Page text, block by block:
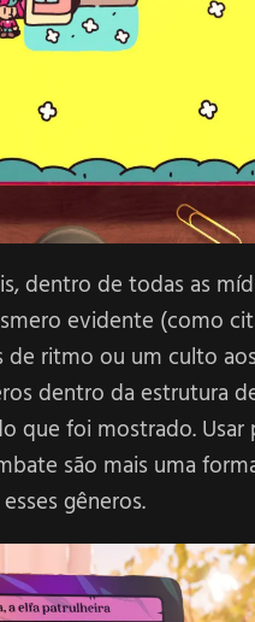
dentro de todas as
evidente (como
de ritmo ou um culto
dentro da estrutura
que foi mostrado.
são mais uma
gêneros.